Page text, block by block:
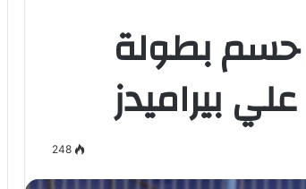
حسم بطولة
بيراميدز
248